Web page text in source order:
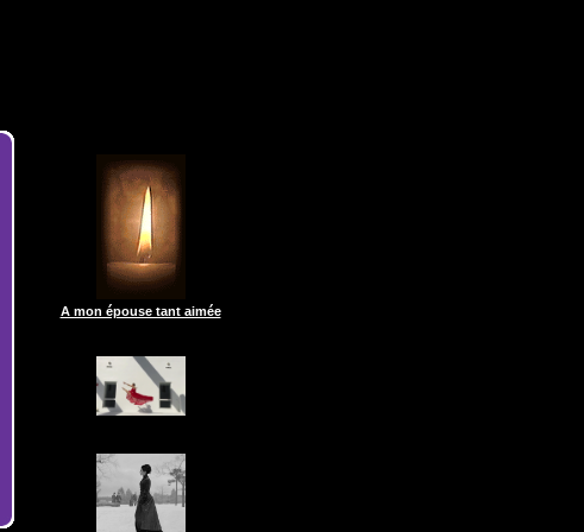
A mon épouse tant aimée